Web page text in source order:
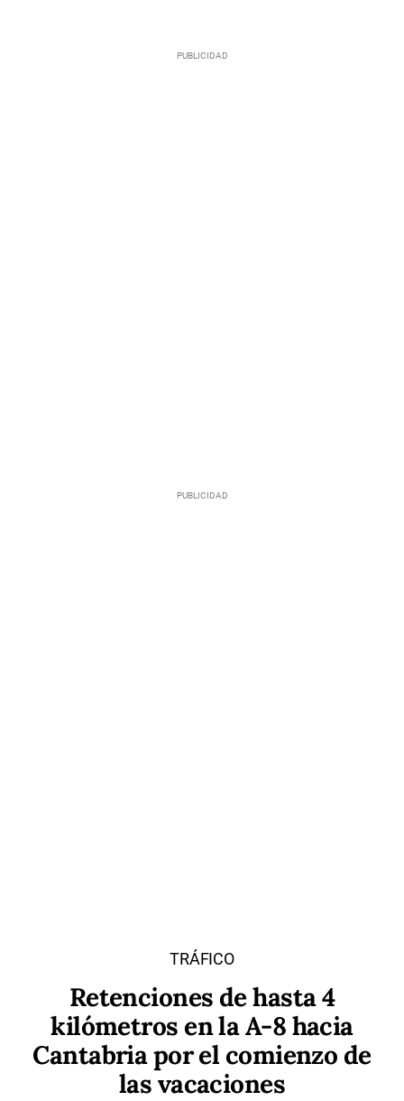
TRÁFICO
Retenciones de hasta 4
kilómetros en la A-8 hacia
Cantabria por el comienzo de
las vacaciones